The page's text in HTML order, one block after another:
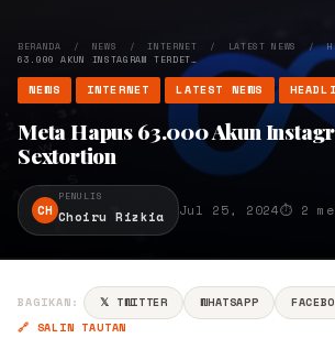
BERANDA / NEWS / INTERNET / LATEST NEWS /
63.000 AKUN INSTAGRAM TERDET…
NEWS INTERNET LATEST NEWS
Meta Hapus 63.000 Akun
Sextortion
CH
PENULIS
Choiru Rizkia Jul 25, 2024⏱ 2
BAGIKAN: 𝕏 TWITTER WHATSAPP
🔗 SALIN TAUTAN